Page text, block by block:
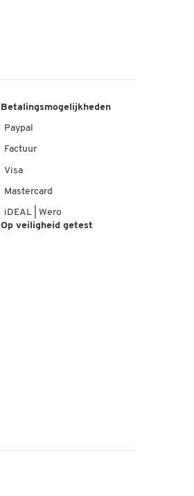
Betalingsmogelijkheden
Paypal
Factuur
Visa
Mastercard
iDEAL | Wero
Op veiligheid getest